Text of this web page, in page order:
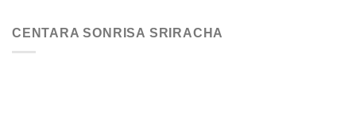
CENTARA SONRISA SRIRACHA